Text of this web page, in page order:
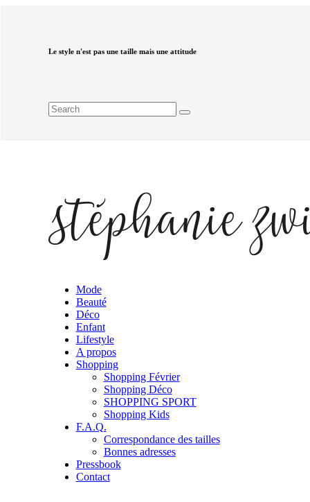
Le style n'est pas une taille mais une attitude
Mode
Beauté
Déco
Enfant
Lifestyle
A propos
Shopping
Shopping Février
Shopping Déco
SHOPPING SPORT
Shopping Kids
F.A.Q.
Correspondance des tailles
Bonnes adresses
Pressbook
Contact